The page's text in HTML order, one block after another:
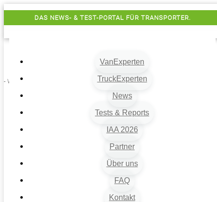
DAS NEWS- & TEST-PORTAL FÜR TRANSPORTER.
VanExperten
TruckExperten
News
Tests & Reports
IAA 2026
Partner
Über uns
FAQ
Kontakt
- Werbung -